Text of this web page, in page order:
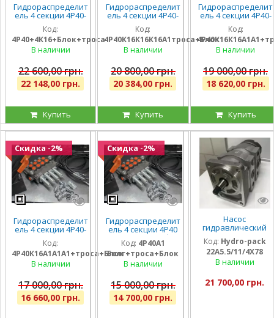
Гидрораспределит
ель 4 секции 4Р40-
К16К16К16К16 с
плавающим
положением на
всех секциях, троса
штуцера
Код:
4Р40+4К16+Блок+троса
В наличии
22 600,00 грн.
22 148,00 грн.
Купить
Гидрораспределит
ель 4 секции 4Р40-
К16К16К16А1 с
плавающими на 3
секции, троса и
блок рычагов на 4
Код:
4Р40К16К16К16А1троса+Блок
В наличии
20 800,00 грн.
20 384,00 грн.
Купить
Гидрораспределит
ель 4 секции 4Р40-
К16К16А1А1 с
плавающими на 2
секции, троса и
блок рычагов на 4
Код:
В наличии
19 000,00 грн.
18 620,00 грн.
Купить
Скидка -2%
Гидрораспределит
ель 4 секции 4Р40-
К16А1А1А1 с одной
плавающей
секцией, троса и
блок рычагов на 4
Код:
4Р40К16А1А1А1+троса+Блок
В наличии
17 000,00 грн.
16 660,00 грн.
Скидка -2%
Гидрораспределит
ель 4 секции 4Р40
на погрузчик (без
плавающих
секций), троса и
блок рычагов на 4
Код: 4Р40А1
Болг+троса+Блок
В наличии
15 000,00 грн.
14 700,00 грн.
Насос
гидравлический
шестеренный
тандемный Hydro-
pack
22A5.5/11/4X780DSS
Код: Hydro-pack
22A5.5/11/4X78
В наличии
21 700,00 грн.